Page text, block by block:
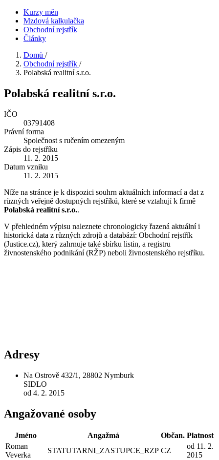
Kurzy měn
Mzdová kalkulačka
Obchodní rejstřík
Články
Domů /
Obchodní rejstřík /
Polabská realitní s.r.o.
Polabská realitní s.r.o.
IČO
03791408
Právní forma
Společnost s ručením omezeným
Zápis do rejstříku
11. 2. 2015
Datum vzniku
11. 2. 2015
Níže na stránce je k dispozici souhrn aktuálních informací a dat z
různých veřejně dostupných rejstříků, které se vztahují k firmě
Polabská realitní s.r.o..
V přehledném výpisu naleznete chronologicky řazená aktuální i
historická data z různých zdrojů a databází: Obchodní rejstřík
(Justice.cz), který zahrnuje také sbírku listin, a registru
živnostenského podnikání (RŽP) neboli živnostenského rejstříku.
Adresy
Na Ostrově 432/1, 28802 Nymburk
SIDLO
od 4. 2. 2015
Angažované osoby
Jméno Angažmá Občan. Platnost
Roman
Veverka
STATUTARNI_ZASTUPCE_RZP CZ
od 11. 2.
2015